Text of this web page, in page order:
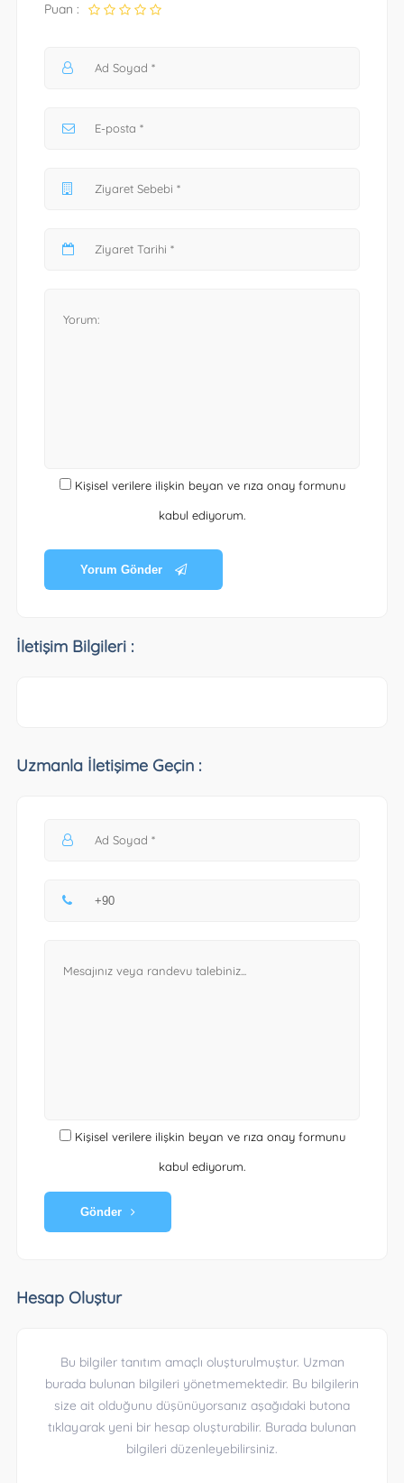
Puan :
Kişisel verilere ilişkin beyan ve rıza onay formunu
kabul ediyorum.
Yorum Gönder
İletişim Bilgileri :
Uzmanla İletişime Geçin :
Kişisel verilere ilişkin beyan ve rıza onay formunu
kabul ediyorum.
Gönder
Hesap Oluştur
Bu bilgiler tanıtım amaçlı oluşturulmuştur. Uzman
burada bulunan bilgileri yönetmemektedir. Bu bilgilerin
size ait olduğunu düşünüyorsanız aşağıdaki butona
tıklayarak yeni bir hesap oluşturabilir. Burada bulunan
bilgileri düzenleyebilirsiniz.